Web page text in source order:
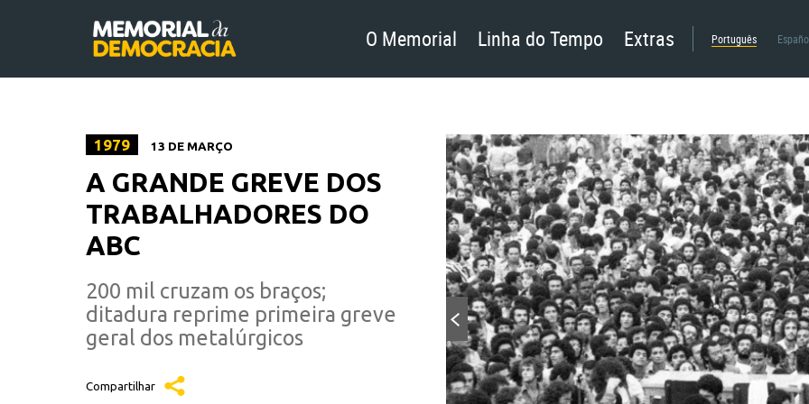
O Memorial Linha do Tempo Extras Português
1979 13 DE MARÇO
A GRANDE GREVE DOS
TRABALHADORES DO
ABC
200 mil cruzam os braços;
ditadura reprime primeira greve
geral dos metalúrgicos
Compartilhar